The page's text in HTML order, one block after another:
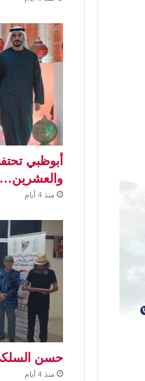
أبوظبي
والعشرين…
منذ 4 أيام
حسن
منذ 4 أيام